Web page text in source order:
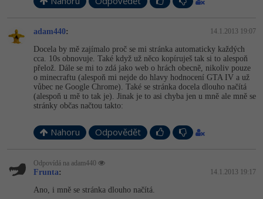
adam440: 14.1.2013 19:07
Docela by mě zajímalo proč se mi stránka automaticky každých
cca. 10s obnovuje. Také když už něco kopíruješ tak si to alespoň
přelož. Dále se mi to zdá jako web o hrách obecně, nikoliv pouze
o minecraftu (alespoň mi nejde do hlavy hodnocení GTA IV a už
vůbec ne Google Chrome). Také se stránka docela dlouho načítá
(alespoň u mě to tak je). Jinak je to asi chyba jen u mně ale mně se
stránky občas načtou takto:
Nahoru Odpovědět
Odpovídá na adam440
Frunta: 14.1.2013 19:17
Ano, i mně se stránka dlouho načítá.